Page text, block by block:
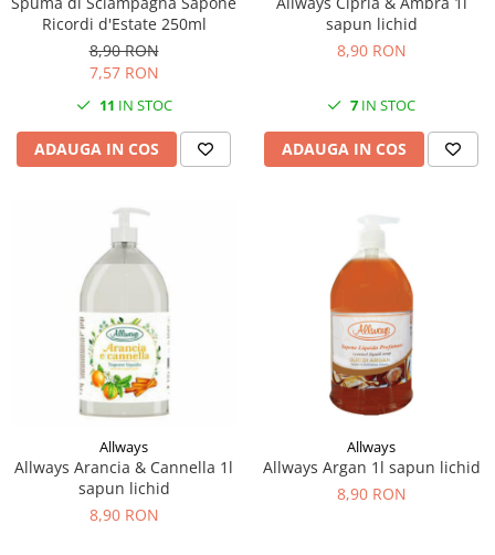
Ricordi d'Estate 250ml
8,90 RON
7,57 RON
11 IN STOC
ADAUGA IN COS
sapun lichid
8,90 RON
7 IN STOC
ADAUGA IN COS
Allways
Allways Arancia & Cannella 1l
sapun lichid
8,90 RON
Allways
Allways Argan 1l sapun lichid
8,90 RON